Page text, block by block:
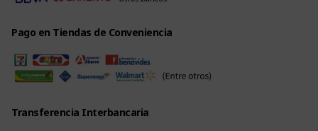
Pago en Tiendas de Conveniencia
Transferencia Interbancaria